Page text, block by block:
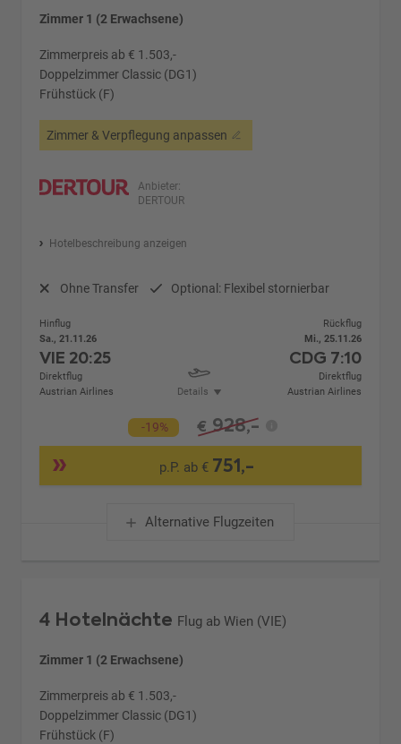
Zimmer 1 (2 Erwachsene)
Zimmerpreis ab € 1.503,-
Doppelzimmer Classic (DG1)
Frühstück (F)
Zimmer & Verpflegung anpassen
Anbieter:
DERTOUR
Hotelbeschreibung anzeigen
Ohne Transfer Optional: Flexibel stornierbar
Hinflug
Sa., 21.11.26
VIE 20:25
Direktflug
Austrian Airlines
Details
Rückflug
Mi., 25.11.26
CDG 7:10
Direktflug
Austrian Airlines
-19% € 928,-
p.P. ab € 751,-
Alternative Flugzeiten
4 Hotelnächte Flug ab Wien (VIE)
Zimmer 1 (2 Erwachsene)
Zimmerpreis ab € 1.503,-
Doppelzimmer Classic (DG1)
Frühstück (F)